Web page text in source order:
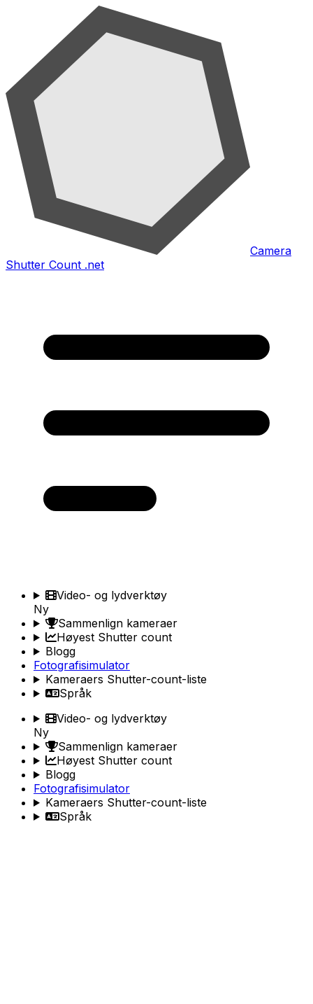
Camera
Shutter Count .net
Video- og lydverktøy
Ny
Sammenlign kameraer
Høyest Shutter count
Blogg
Fotografisimulator
Kameraers Shutter-count-liste
Språk
Video- og lydverktøy
Ny
Sammenlign kameraer
Høyest Shutter count
Blogg
Fotografisimulator
Kameraers Shutter-count-liste
Språk